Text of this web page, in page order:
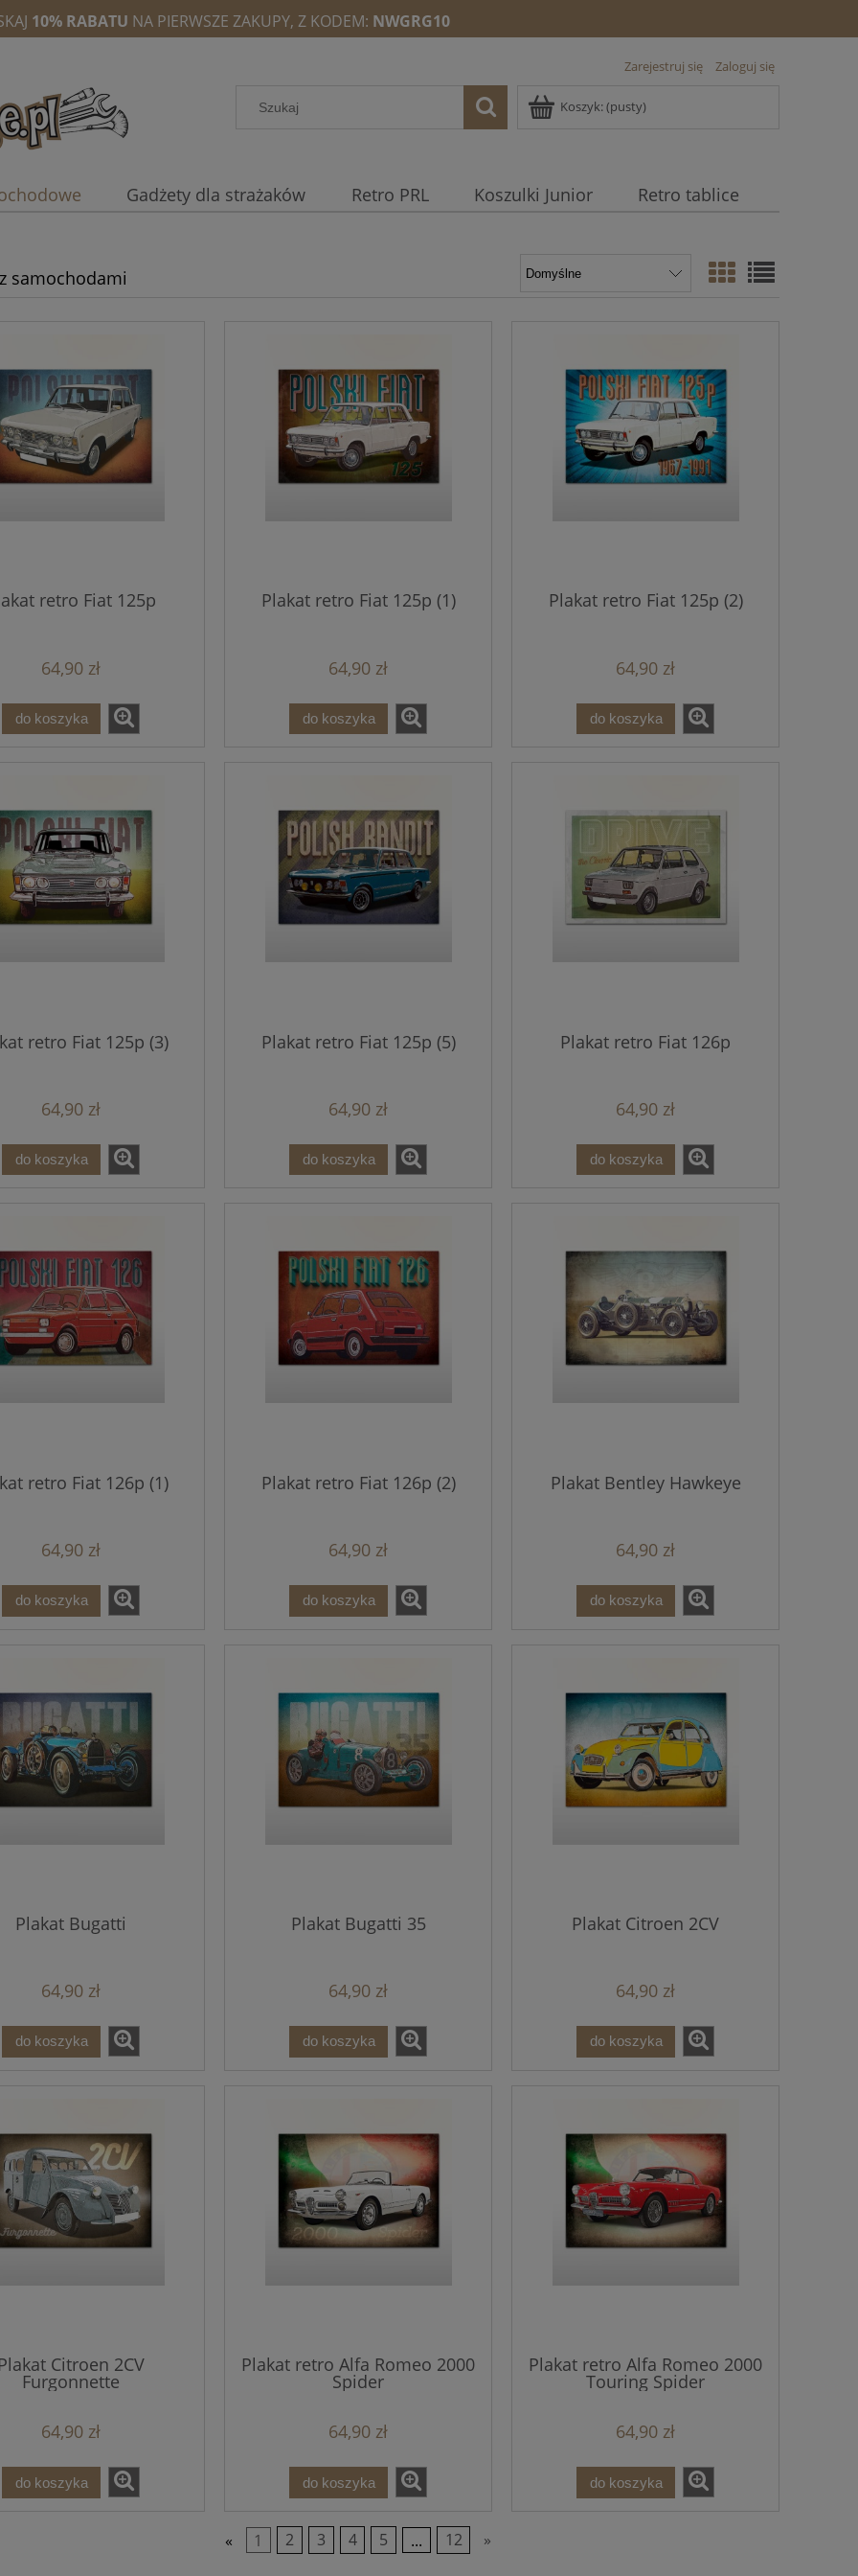
10% RABATU NA PIERWSZE ZAKUPY, Z KODEM: NWGRG10
Zarejestruj się Zaloguj się
Koszyk:(pusty)
Gadżety dla strażaków Retro PRL Koszulki Junior Retro tablice
samochodami
retro Fiat 125p
64,90 zł
do koszyka
Plakat retro Fiat 125p (1)
64,90 zł
do koszyka
Plakat retro Fiat 125p (2)
64,90 zł
do koszyka
retro Fiat 125p (3)
64,90 zł
do koszyka
Plakat retro Fiat 125p (5)
64,90 zł
do koszyka
Plakat retro Fiat 126p
64,90 zł
do koszyka
retro Fiat 126p (1)
64,90 zł
do koszyka
Plakat retro Fiat 126p (2)
64,90 zł
do koszyka
Plakat Bentley Hawkeye
64,90 zł
do koszyka
Plakat Bugatti
64,90 zł
do koszyka
Plakat Bugatti 35
64,90 zł
do koszyka
Plakat Citroen 2CV
64,90 zł
do koszyka
Citroen 2CV
Furgonnette
64,90 zł
do koszyka
Plakat retro Alfa Romeo 2000
Spider
64,90 zł
do koszyka
Plakat retro Alfa Romeo 2000
Touring Spider
64,90 zł
do koszyka
« 1 2 3 4 5 ... 12 »